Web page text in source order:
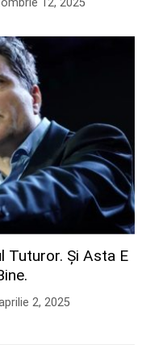
12, 2025
Tuturor. Și Asta E
2, 2025